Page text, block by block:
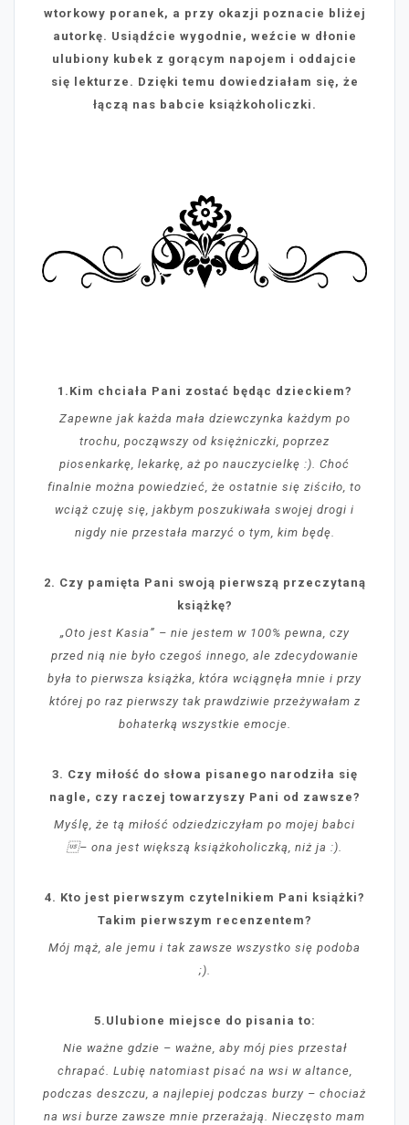
wtorkowy poranek, a przy okazji poznacie bliżej
autorkę. Usiądźcie wygodnie, weźcie w dłonie
ulubiony kubek z gorącym napojem i oddajcie
się lekturze. Dzięki temu dowiedziałam się, że
łączą nas babcie książkoholiczki.
1.Kim chciała Pani zostać będąc dzieckiem?
Zapewne jak każda mała dziewczynka każdym po
trochu, począwszy od księżniczki, poprzez
piosenkarkę, lekarkę, aż po nauczycielkę :). Choć
finalnie można powiedzieć, że ostatnie się ziściło, to
wciąż czuję się, jakbym poszukiwała swojej drogi i
nigdy nie przestała marzyć o tym, kim będę.
2. Czy pamięta Pani swoją pierwszą przeczytaną
książkę?
„Oto jest Kasia” – nie jestem w 100% pewna, czy
przed nią nie było czegoś innego, ale zdecydowanie
była to pierwsza książka, która wciągnęła mnie i przy
której po raz pierwszy tak prawdziwie przeżywałam z
bohaterką wszystkie emocje.
3. Czy miłość do słowa pisanego narodziła się
nagle, czy raczej towarzyszy Pani od zawsze?
Myślę, że tą miłość odziedziczyłam po mojej babci
– ona jest większą książkoholiczką, niż ja :).
4. Kto jest pierwszym czytelnikiem Pani książki?
Takim pierwszym recenzentem?
Mój mąż, ale jemu i tak zawsze wszystko się podoba
;).
5.Ulubione miejsce do pisania to:
Nie ważne gdzie – ważne, aby mój pies przestał
chrapać. Lubię natomiast pisać na wsi w altance,
podczas deszczu, a najlepiej podczas burzy – chociaż
na wsi burze zawsze mnie przerażają. Nieczęsto mam